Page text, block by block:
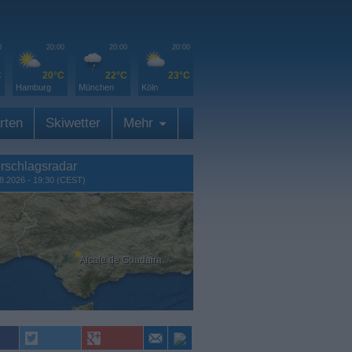
20:00
20°C
Hamburg
20:00
22°C
München
20:00
23°C
Köln
Skiwetter Mehr
- 19:30 (CEST)
Alcale de Guadaira